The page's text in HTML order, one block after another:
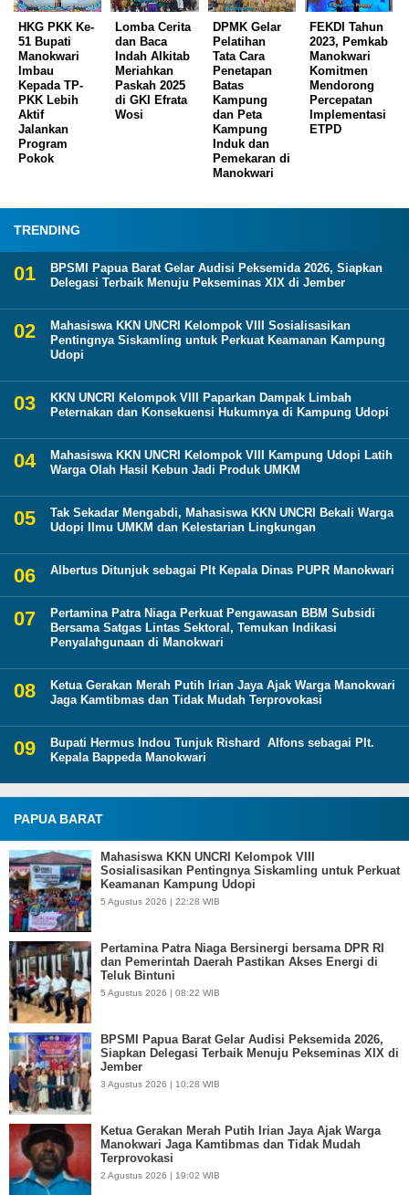
HKG PKK Ke-
51 Bupati
Manokwari
Imbau
Kepada TP-
PKK Lebih
Aktif
Jalankan
Program
Pokok
Lomba Cerita
dan Baca
Indah Alkitab
Meriahkan
Paskah 2025
di GKI Efrata
Wosi
DPMK Gelar
Pelatihan
Tata Cara
Penetapan
Batas
Kampung
dan Peta
Kampung
Induk dan
Pemekaran di
Manokwari
FEKDI Tahun
2023, Pemkab
Manokwari
Komitmen
Mendorong
Percepatan
Implementasi
ETPD
TRENDING
BPSMI Papua Barat Gelar Audisi Peksemida 2026, Siapkan
Delegasi Terbaik Menuju Pekseminas XIX di Jember
Mahasiswa KKN UNCRI Kelompok VIII Sosialisasikan
Pentingnya Siskamling untuk Perkuat Keamanan Kampung
Udopi
KKN UNCRI Kelompok VIII Paparkan Dampak Limbah
Peternakan dan Konsekuensi Hukumnya di Kampung Udopi
Mahasiswa KKN UNCRI Kelompok VIII Kampung Udopi Latih
Warga Olah Hasil Kebun Jadi Produk UMKM
Tak Sekadar Mengabdi, Mahasiswa KKN UNCRI Bekali Warga
Udopi Ilmu UMKM dan Kelestarian Lingkungan
Albertus Ditunjuk sebagai Plt Kepala Dinas PUPR Manokwari
Pertamina Patra Niaga Perkuat Pengawasan BBM Subsidi
Bersama Satgas Lintas Sektoral, Temukan Indikasi
Penyalahgunaan di Manokwari
Ketua Gerakan Merah Putih Irian Jaya Ajak Warga Manokwari
Jaga Kamtibmas dan Tidak Mudah Terprovokasi
Bupati Hermus Indou Tunjuk Rishard Alfons sebagai Plt.
Kepala Bappeda Manokwari
PAPUA BARAT
Mahasiswa KKN UNCRI Kelompok VIII
Sosialisasikan Pentingnya Siskamling untuk Perkuat
Keamanan Kampung Udopi
5 Agustus 2026 | 22:28 WIB
Pertamina Patra Niaga Bersinergi bersama DPR RI
dan Pemerintah Daerah Pastikan Akses Energi di
Teluk Bintuni
5 Agustus 2026 | 08:22 WIB
BPSMI Papua Barat Gelar Audisi Peksemida 2026,
Siapkan Delegasi Terbaik Menuju Pekseminas XIX di
Jember
3 Agustus 2026 | 10:28 WIB
Ketua Gerakan Merah Putih Irian Jaya Ajak Warga
Manokwari Jaga Kamtibmas dan Tidak Mudah
Terprovokasi
2 Agustus 2026 | 19:02 WIB